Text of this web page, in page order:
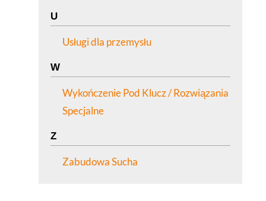
U
Usługi dla przemysłu
W
Wykończenie Pod Klucz / Rozwiązania
Specjalne
Z
Zabudowa Sucha